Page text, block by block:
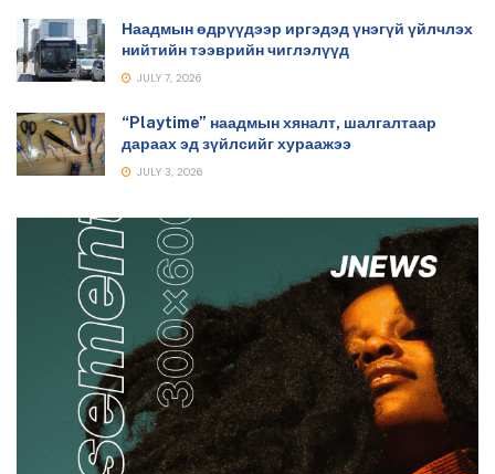
Наадмын өдрүүдээр иргэдэд үнэгүй үйлчлэх
нийтийн тээврийн чиглэлүүд
JULY 7, 2026
“Playtime” наадмын хяналт, шалгалтаар
дараах эд зүйлсийг хураажээ
JULY 3, 2026